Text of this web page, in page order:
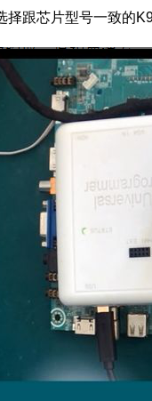
择跟芯片型号一致的